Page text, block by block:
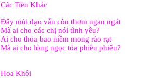
Các Tiên Khác
Đây mùi đạo vẫn còn thơm ngan ngát
Mà ai cho các chị nói tình yêu?
Ai cho thỏa bao niềm mong rào rạt
Mà ai cho lòng ngọc tỏa phiêu phiêu?
Hoa Khôi